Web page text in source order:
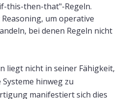
this-then-that"-Regeln.
um operative
bei denen Regeln nicht
liegt nicht in seiner Fähigkeit,
hinweg zu
manifestiert sich dies